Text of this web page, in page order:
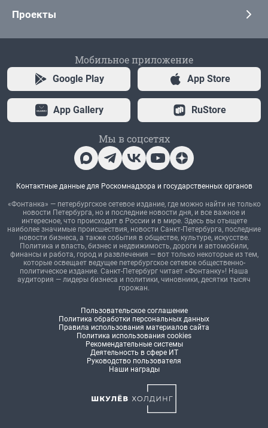
Проекты
Мобильное приложение
Google Play App Store
App Gallery RuStore
Мы в соцсетях
Контактные данные для Роскомнадзора и государственных органов
«Фонтанка» — петербургское сетевое издание, где можно найти не только
новости Петербурга, но и последние новости дня, и все важное и
интересное, что происходит в России и в мире. Здесь вы отыщете
наиболее значимые происшествия, новости Санкт-Петербурга, последние
новости бизнеса, а также события в обществе, культуре, искусстве.
Политика и власть, бизнес и недвижимость, дороги и автомобили,
финансы и работа, город и развлечения — вот только некоторые из тем,
которые освещает ведущее петербургское сетевое общественно-
политическое издание. Санкт-Петербург читает «Фонтанку»! Наша
аудитория — лидеры бизнеса и политики, чиновники, десятки тысяч
горожан.
Пользовательское соглашение
Политика обработки персональных данных
Правила использования материалов сайта
Политика использования cookies
Рекомендательные системы
Деятельность в сфере ИТ
Руководство пользователя
Наши награды